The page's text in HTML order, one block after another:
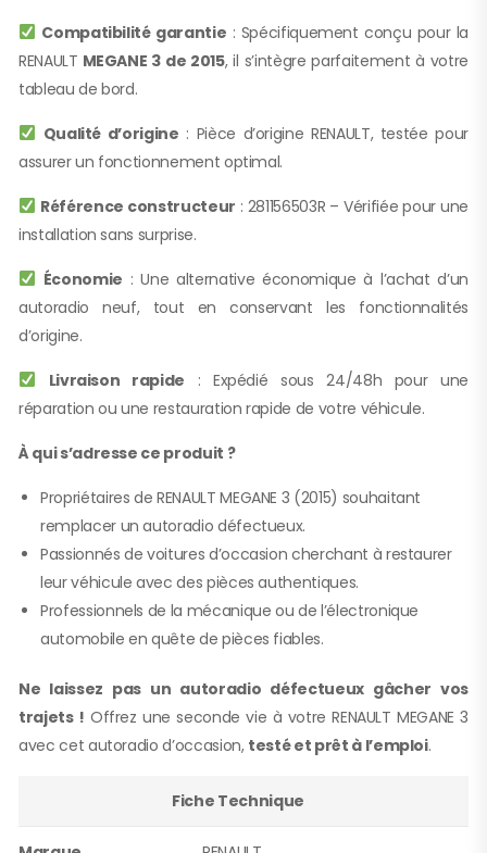
Compatibilité garantie : Spécifiquement conçu pour la
RENAULT MEGANE 3 de 2015, il s’intègre parfaitement à votre
tableau de bord.
Qualité d’origine : Pièce d’origine RENAULT, testée pour
assurer un fonctionnement optimal.
Référence constructeur : 281156503R – Vérifiée pour une
installation sans surprise.
Économie : Une alternative économique à l’achat d’un
autoradio neuf, tout en conservant les fonctionnalités
d’origine.
Livraison rapide : Expédié sous 24/48h pour une
réparation ou une restauration rapide de votre véhicule.
À qui s’adresse ce produit ?
Propriétaires de RENAULT MEGANE 3 (2015) souhaitant
remplacer un autoradio défectueux.
Passionnés de voitures d’occasion cherchant à restaurer
leur véhicule avec des pièces authentiques.
Professionnels de la mécanique ou de l’électronique
automobile en quête de pièces fiables.
Ne laissez pas un autoradio défectueux gâcher vos
trajets ! Offrez une seconde vie à votre RENAULT MEGANE 3
avec cet autoradio d’occasion, testé et prêt à l’emploi.
Fiche Technique